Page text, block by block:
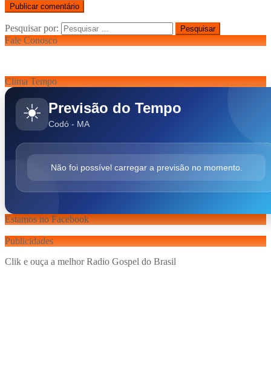
Pesquisar por:
Fale Conosco
Clima Tempo
☀️ Previsão do Tempo
Codó - MA
Não foi possível carregar a previsão no momento.
Estamos no Facebook
Publicidades
Clik e ouça a melhor Radio Gospel do Brasil